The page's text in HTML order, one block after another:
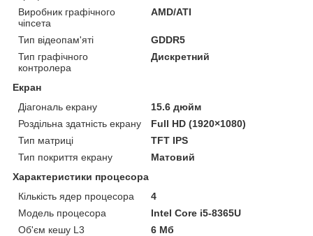
Виробник графічного
чіпсета
AMD/ATI
Тип відеопам'яті
GDDR5
Тип графічного
контролера
Дискретний
Екран
Діагональ екрану
15.6 дюйм
Роздільна здатність екрану
Full HD (1920×1080)
Тип матриці
TFT IPS
Тип покриття екрану
Матовий
Характеристики процесора
Кількість ядер процесора
4
Модель процесора
Intel Core i5-8365U
Об'єм кешу L3
6 Мб